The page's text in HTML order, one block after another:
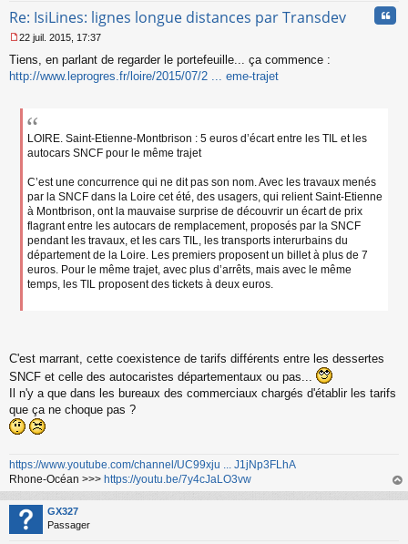
Re: IsiLines: lignes longue distances par Transdev
e
s
22 juil. 2015, 17:37
Tiens, en parlant de regarder le portefeuille... ça commence :
http://www.leprogres.fr/loire/2015/07/2 ... eme-trajet
LOIRE. Saint-Etienne-Montbrison : 5 euros d’écart entre les TIL et les
autocars SNCF pour le même trajet
C’est une concurrence qui ne dit pas son nom. Avec les travaux menés
par la SNCF dans la Loire cet été, des usagers, qui relient Saint-Etienne
à Montbrison, ont la mauvaise surprise de découvrir un écart de prix
flagrant entre les autocars de remplacement, proposés par la SNCF
pendant les travaux, et les cars TIL, les transports interurbains du
département de la Loire. Les premiers proposent un billet à plus de 7
euros. Pour le même trajet, avec plus d’arrêts, mais avec le même
temps, les TIL proposent des tickets à deux euros.
C'est marrant, cette coexistence de tarifs différents entre les dessertes
SNCF et celle des autocaristes départementaux ou pas...
Il n'y a que dans les bureaux des commerciaux chargés d'établir les tarifs
que ça ne choque pas ?
https://www.youtube.com/channel/UC99xju ... J1jNp3FLhA
Rhone-Océan >>> https://youtu.be/7y4cJaLO3vw
au
GX327
Passager